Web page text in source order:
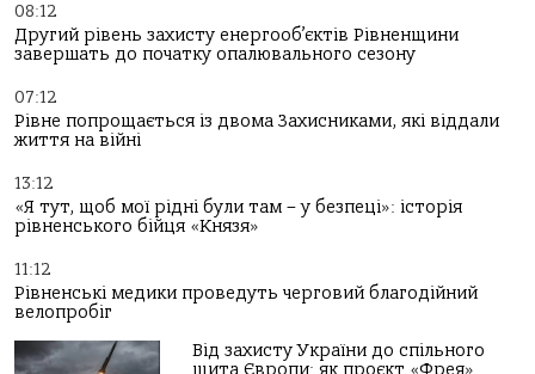
08:12
Другий рівень захисту енергооб’єктів Рівненщини
завершать до початку опалювального сезону
07:12
Рівне попрощається із двома Захисниками, які віддали
життя на війні
13:12
«Я тут, щоб мої рідні були там – у безпеці»: історія
рівненського бійця «Князя»
11:12
Рівненські медики проведуть черговий благодійний
велопробіг
Від захисту України до спільного
щита Європи: як проєкт «Фрея»